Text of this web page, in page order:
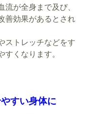
流が全身まで及び、
善効果があるとされ
ストレッチなどをす
すくなります。
すい身体に